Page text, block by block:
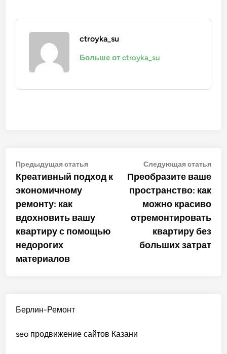
ctroyka_su
Больше от ctroyka_su
Навигация
по
записям
Предыдущая статьяПредыдущая
статья:
Креативный подход к
экономичному
ремонту: как
вдохновить вашу
квартиру с помощью
недорогих
материалов
Следующая статья
Преобразите ваше
пространство: как
можно красиво
отремонтировать
квартиру без
больших затрат
Берлин-Ремонт
seo продвижение сайтов Казани